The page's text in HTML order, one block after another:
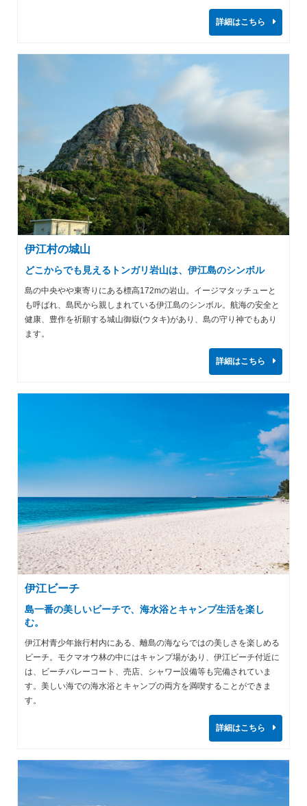
詳細はこちら
伊江村の城山
どこからでも見えるトンガリ岩山は、伊江島のシンボル
島の中央やや東寄りにある標高172mの岩山。イージマタッチューと
も呼ばれ、島民から親しまれている伊江島のシンボル。航海の安全と
健康、豊作を祈願する城山御嶽(ウタキ)があり、島の守り神でもあり
ます。
詳細はこちら
伊江ビーチ
島一番の美しいビーチで、海水浴とキャンプ生活を楽し
む。
伊江村青少年旅行村内にある、離島の海ならではの美しさを楽しめる
ビーチ。モクマオウ林の中にはキャンプ場があり、伊江ビーチ付近に
は、ビーチバレーコート、売店、シャワー設備等も完備されていま
す。美しい海での海水浴とキャンプの両方を満喫することができま
す。
詳細はこちら